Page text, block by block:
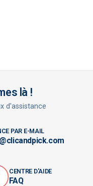
là !
d'assistance
PAR E-MAIL
CENTRE D'AIDE
FAQ